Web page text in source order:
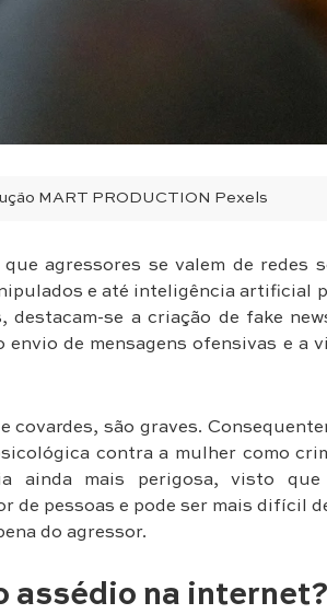
MART PRODUCTION Pexels
agressores se valem de redes
e até inteligência artificial
destacam-se a criação de fake
de mensagens ofensivas e a
covardes, são graves.
contra a mulher como
ainda mais perigosa, visto que
de pessoas e pode ser mais difícil
do agressor.
assédio na internet?